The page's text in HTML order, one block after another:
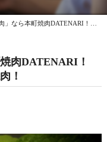
焼肉DATENARI！出かけ日和のにちようびは焼肉！
肉DATENARI！
！